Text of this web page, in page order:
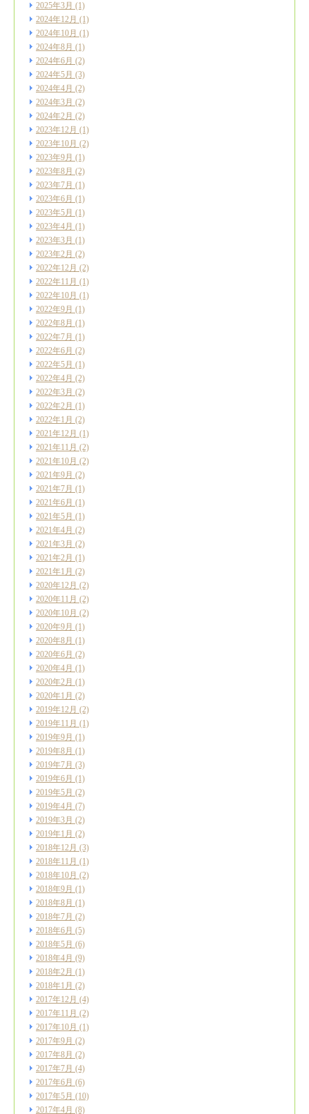
2025年3月 (1)
2024年12月 (1)
2024年10月 (1)
2024年8月 (1)
2024年6月 (2)
2024年5月 (3)
2024年4月 (2)
2024年3月 (2)
2024年2月 (2)
2023年12月 (1)
2023年10月 (2)
2023年9月 (1)
2023年8月 (2)
2023年7月 (1)
2023年6月 (1)
2023年5月 (1)
2023年4月 (1)
2023年3月 (1)
2023年2月 (2)
2022年12月 (2)
2022年11月 (1)
2022年10月 (1)
2022年9月 (1)
2022年8月 (1)
2022年7月 (1)
2022年6月 (2)
2022年5月 (1)
2022年4月 (2)
2022年3月 (2)
2022年2月 (1)
2022年1月 (2)
2021年12月 (1)
2021年11月 (2)
2021年10月 (2)
2021年9月 (2)
2021年7月 (1)
2021年6月 (1)
2021年5月 (1)
2021年4月 (2)
2021年3月 (2)
2021年2月 (1)
2021年1月 (2)
2020年12月 (2)
2020年11月 (2)
2020年10月 (2)
2020年9月 (1)
2020年8月 (1)
2020年6月 (2)
2020年4月 (1)
2020年2月 (1)
2020年1月 (2)
2019年12月 (2)
2019年11月 (1)
2019年9月 (1)
2019年8月 (1)
2019年7月 (3)
2019年6月 (1)
2019年5月 (2)
2019年4月 (7)
2019年3月 (2)
2019年1月 (2)
2018年12月 (3)
2018年11月 (1)
2018年10月 (2)
2018年9月 (1)
2018年8月 (1)
2018年7月 (2)
2018年6月 (5)
2018年5月 (6)
2018年4月 (9)
2018年2月 (1)
2018年1月 (2)
2017年12月 (4)
2017年11月 (2)
2017年10月 (1)
2017年9月 (2)
2017年8月 (2)
2017年7月 (4)
2017年6月 (6)
2017年5月 (10)
2017年4月 (8)